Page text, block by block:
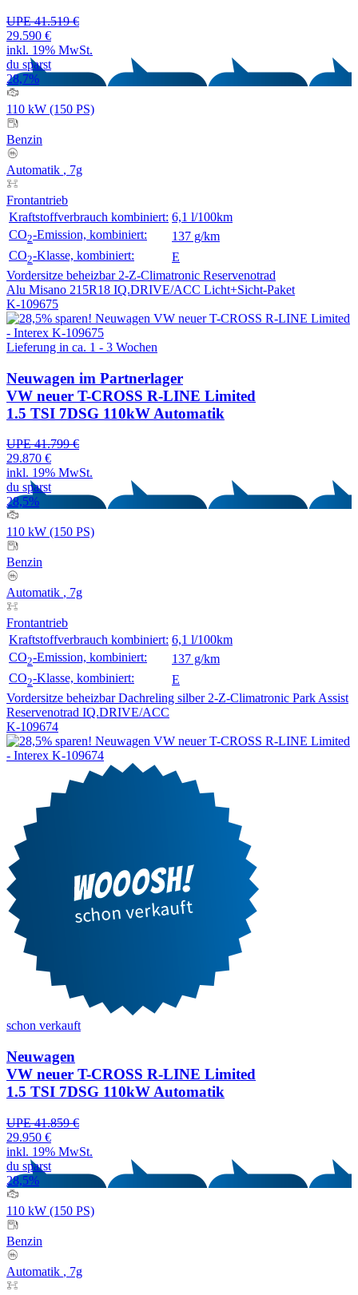
UPE 41.519 €
29.590 €
inkl. 19% MwSt.
du sparst
28,7%
110 kW (150 PS)
Benzin
Automatik , 7g
Frontantrieb
Kraftstoffverbrauch kombiniert: 6,1 l/100km
CO2-Emission, kombiniert:
137 g/km
CO2-Klasse, kombiniert:
E
Vordersitze beheizbar 2-Z-Climatronic Reservenotrad
Alu Misano 215R18 IQ.DRIVE/ACC Licht+Sicht-Paket
K-109675
Lieferung in ca. 1 - 3 Wochen
Neuwagen im Partnerlager
VW neuer T-CROSS R-LINE Limited
1.5 TSI 7DSG 110kW Automatik
UPE 41.799 €
29.870 €
inkl. 19% MwSt.
du sparst
28,5%
110 kW (150 PS)
Benzin
Automatik , 7g
Frontantrieb
Kraftstoffverbrauch kombiniert: 6,1 l/100km
CO2-Emission, kombiniert:
137 g/km
CO2-Klasse, kombiniert:
E
Vordersitze beheizbar Dachreling silber 2-Z-Climatronic Park Assist
Reservenotrad IQ.DRIVE/ACC
K-109674
schon verkauft
Neuwagen
VW neuer T-CROSS R-LINE Limited
1.5 TSI 7DSG 110kW Automatik
UPE 41.859 €
29.950 €
inkl. 19% MwSt.
du sparst
28,5%
110 kW (150 PS)
Benzin
Automatik , 7g